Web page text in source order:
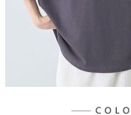
３．未成年的使用者請事先徵得法定代理人
「AFTEE先享後付」，若未經同意申辦者
４．使用「AFTEE先享後付」時，將依據
時審查核予不同之上限額度；若仍有額度不
請求用戶進行身份認證。
５．嚴禁一人註冊多個帳號或使用他人資訊
恩沛科技股份有限公司將有權停止該用戶之
每筆NT$90，滿NT$888(含以上)免運費